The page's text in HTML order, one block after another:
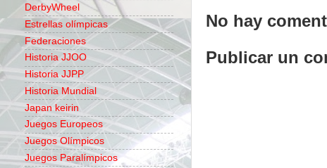
No hay
Publicar un
DerbyWheel
Estrellas olímpicas
Federaciones
Historia JJOO
Historia JJPP
Historia Mundial
Japan keirin
Juegos Europeos
Juegos Olímpicos
Juegos Paralímpicos